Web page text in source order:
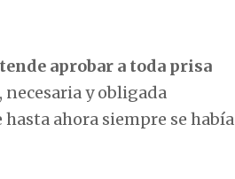
aprobar a toda prisa
y obligada
ahora siempre se había